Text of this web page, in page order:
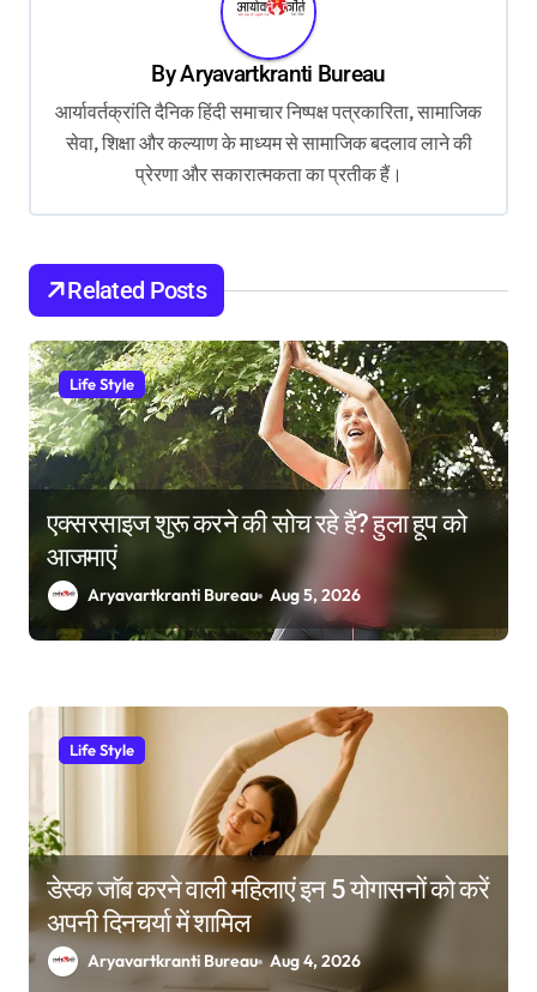
i
o
ByAryavartkranti Bureau
आर्यावर्तक्रांति दैनिक हिंदी समाचार निष्पक्ष पत्रकारिता, सामाजिक
सेवा, शिक्षा और कल्याण के माध्यम से सामाजिक बदलाव लाने की
प्रेरणा और सकारात्मकता का प्रतीक हैं।
Related Posts
Life Style
एक्सरसाइज शुरू करने की सोच रहे हैं? हुला हूप को
आजमाएं
Aryavartkranti Bureau Aug 5, 2026
Life Style
डेस्क जॉब करने वाली महिलाएं इन 5 योगासनों को करें
अपनी दिनचर्या में शामिल
Aryavartkranti Bureau Aug 4, 2026